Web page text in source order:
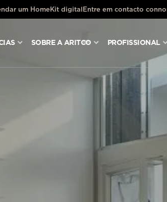
um HomeKit digitalEntre em contacto
SOBRE A ARITCO PROFISSIONAL